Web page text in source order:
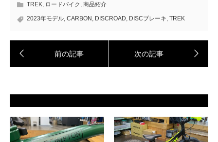
TREK ロードバイク 商品紹介
2023年モデル CARBON DISCROAD DISCブレーキ TREK